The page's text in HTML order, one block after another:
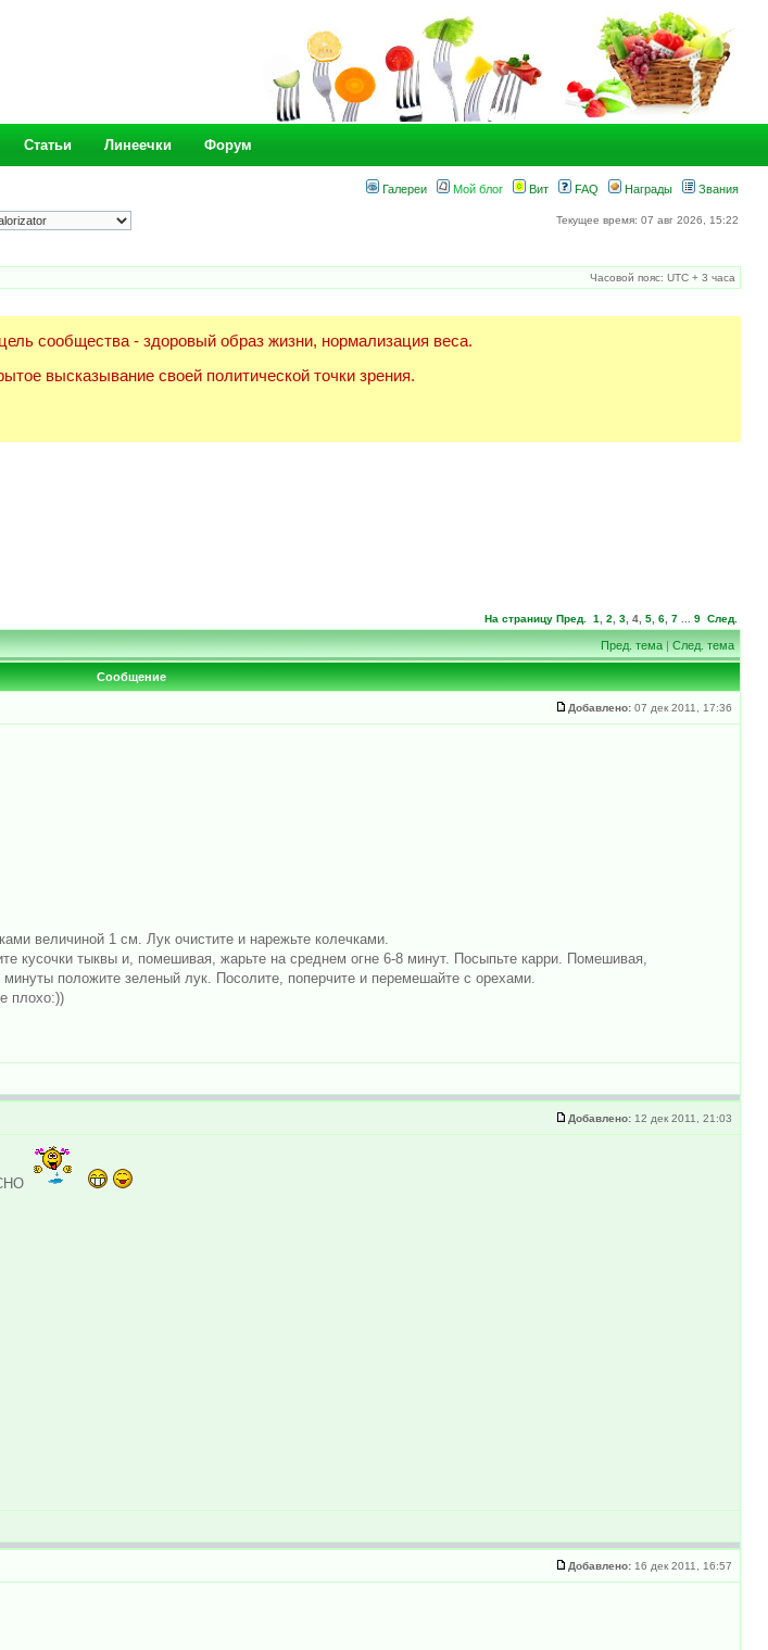
Статьи Линеечки Форум
Галереи Мой блог Вит FAQ Награды Звания
Текущее время: 07 авг 2026, 15:22
Часовой пояс: UTC + 3 часа
сообщества - здоровый образ жизни, нормализация веса.
высказывание своей политической точки зрения.
На страницу Пред. 1 2 3 4 5 6 7 9 След.
Пред. тема|След. тема
Сообщение
Добавлено: 07 дек 2011, 17:36
величиной 1 см. Лук очистите и нарежьте колечками.
кусочки тыквы и, помешивая, жарьте на среднем огне 6-8 минут. Посыпьте карри. Помешивая,
положите зеленый лук. Посолите, поперчите и перемешайте с орехами.
плохо:))
Добавлено: 12 дек 2011, 21:03
Добавлено: 16 дек 2011, 16:57